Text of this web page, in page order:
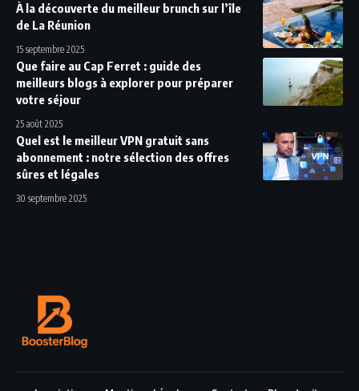
À la découverte du meilleur brunch sur l’île
de La Réunion
15 septembre 2025
Que faire au Cap Ferret : guide des
meilleurs blogs à explorer pour préparer
votre séjour
25 août 2025
Quel est le meilleur VPN gratuit sans
abonnement : notre sélection des offres
sûres et légales
30 septembre 2025